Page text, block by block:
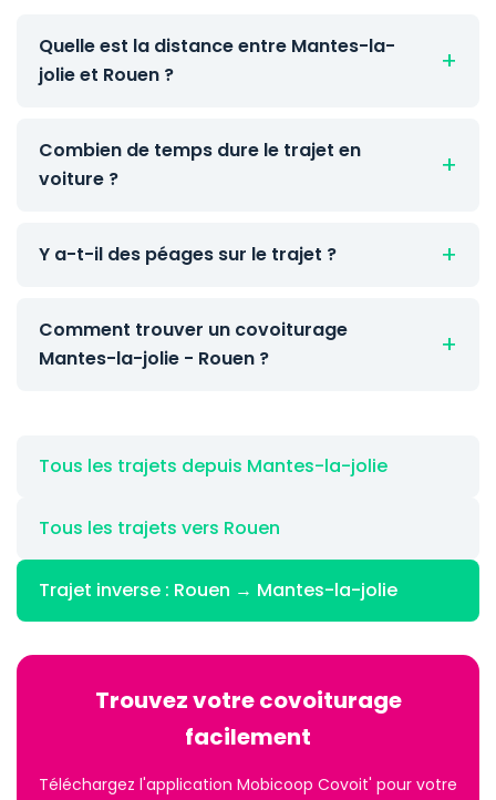
Quelle est la distance entre Mantes-la-
jolie et Rouen ?
Combien de temps dure le trajet en
voiture ?
Y a-t-il des péages sur le trajet ?
Comment trouver un covoiturage
Mantes-la-jolie - Rouen ?
Tous les trajets depuis Mantes-la-jolie
Tous les trajets vers Rouen
Trajet inverse : Rouen → Mantes-la-jolie
Trouvez votre covoiturage
facilement
Téléchargez l'application Mobicoop Covoit' pour votre